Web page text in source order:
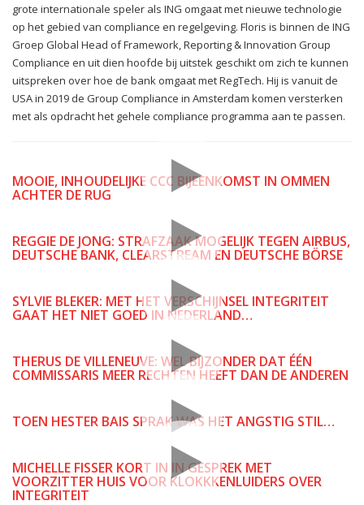
grote internationale speler als ING omgaat met nieuwe technologie
op het gebied van compliance en regelgeving. Floris is binnen de ING
Groep Global Head of Framework, Reporting & Innovation Group
Compliance en uit dien hoofde bij uitstek geschikt om zich te kunnen
uitspreken over hoe de bank omgaat met RegTech. Hij is vanuit de
USA in 2019 de Group Compliance in Amsterdam komen versterken
met als opdracht het gehele compliance programma aan te passen.
MOOIE, INHOUDELIJKE CCC BIJEENKOMST IN OMMEN
ACHTER DE RUG
REGGIE DE JONG: STRAFZAAK MOGELIJK TEGEN AIRBUS,
DEUTSCHE BANK, CLEARSTREAM EN DEUTSCHE BÖRSE
SYLVIE BLEKER: MET HET VERSCHIJNSEL INTEGRITEIT
GAAT HET NIET GOED IN NEDERLAND…
THERUS DE VILLENEUVE: WEL BIJZONDER DAT ÉÉN
COMMISSARIS MEER RECHTEN HEEFT DAN DE ANDEREN
TOEN HESTER BAIS SPRAK WAS HET ANGSTIG STIL…
MICHELLE FISSER KORT IN IN GESPREK MET
VOORZITTER HUIS VOOR KLOKKKENLUIDERS OVER
INTEGRITEIT